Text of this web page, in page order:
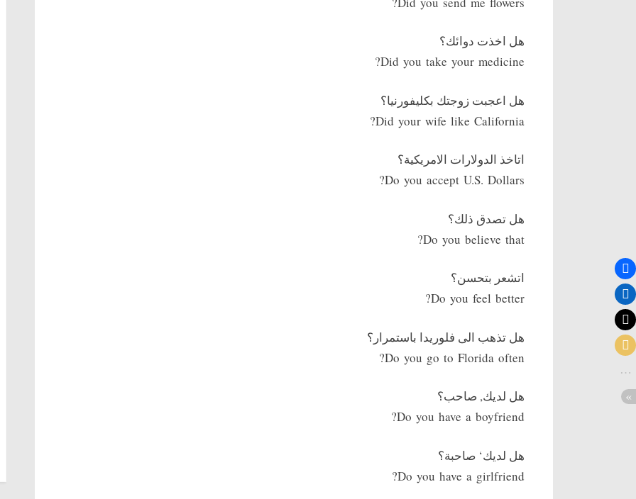
هل اخذت دوائك؟
Did you take your medicine?
هل اعجبت زوجتك بكليفورنيا؟
Did your wife like California?
اتاخذ الدولارات الامريكية؟
Do you accept U.S. Dollars?
هل تصدق ذلك؟
Do you believe that?
اتشعر بتحسن؟
Do you feel better?
هل تذهب الى فلوريدا باستمرار؟
Do you go to Florida often?
هل لديك, صاحب؟
Do you have a boyfriend?
هل لديك‘ صاحبة؟
Do you have a girlfriend?